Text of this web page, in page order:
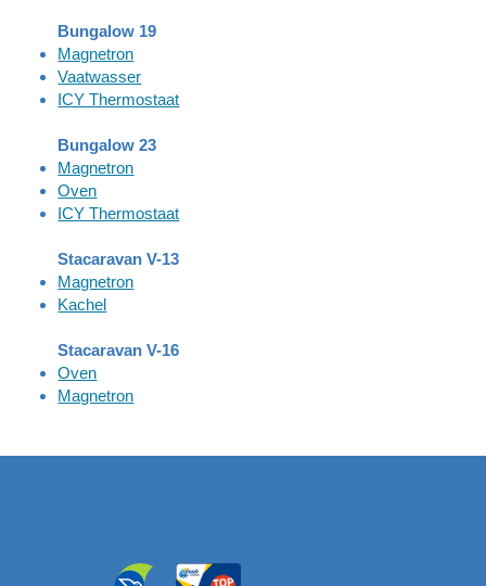
Bungalow 19
Magnetron
Vaatwasser
ICY Thermostaat
Bungalow 23
Magnetron
Oven
ICY Thermostaat
Stacaravan V-13
Magnetron
Kachel
Stacaravan V-16
Oven
Magnetron